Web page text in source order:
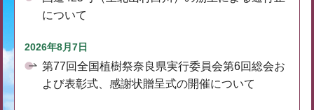
について
2026年8月7日
第77回全国植樹祭奈良県実行委員会第6回総会お
よび表彰式、感謝状贈呈式の開催について